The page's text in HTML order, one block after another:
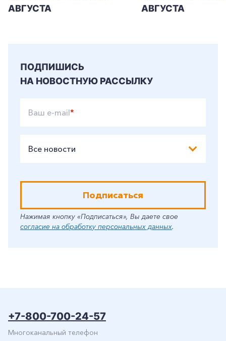
АВГУСТА
АВГУСТА
ПОДПИШИСЬ
НА НОВОСТНУЮ РАССЫЛКУ
Ваш e-mail*
Все новости
Подписаться
Нажимая кнопку «Подписаться», Вы даете свое
согласие на обработку персональных данных.
+7-800-700-24-57
Многоканальный телефон